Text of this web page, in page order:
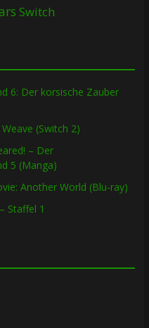
Switch
6: Der korsische Zauber
(Switch 2)
– Der
5 (Manga)
Another World (Blu-ray)
Staffel 1